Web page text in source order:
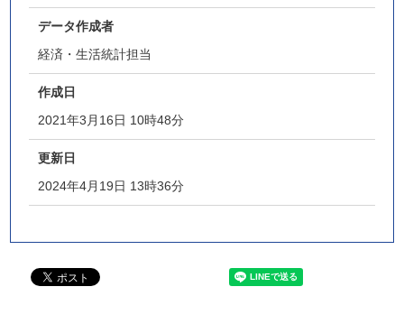
データ作成者
経済・生活統計担当
作成日
2021年3月16日 10時48分
更新日
2024年4月19日 13時36分